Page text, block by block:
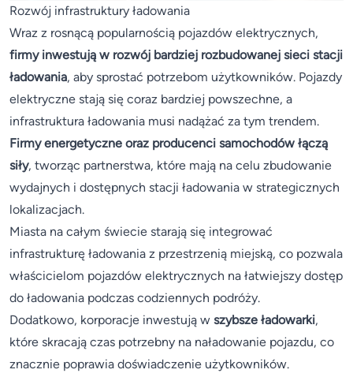
Rozwój infrastruktury ładowania
Wraz z rosnącą popularnością pojazdów elektrycznych,
firmy inwestują w rozwój bardziej rozbudowanej sieci stacji
ładowania, aby sprostać potrzebom użytkowników. Pojazdy
elektryczne stają się coraz bardziej powszechne, a
infrastruktura ładowania musi nadążać za tym trendem.
Firmy energetyczne oraz producenci samochodów łączą
siły, tworząc partnerstwa, które mają na celu zbudowanie
wydajnych i dostępnych stacji ładowania w strategicznych
lokalizacjach.
Miasta na całym świecie starają się integrować
infrastrukturę ładowania z przestrzenią miejską, co pozwala
właścicielom pojazdów elektrycznych na łatwiejszy dostęp
do ładowania podczas codziennych podróży.
Dodatkowo, korporacje inwestują w szybsze ładowarki,
które skracają czas potrzebny na naładowanie pojazdu, co
znacznie poprawia doświadczenie użytkowników.